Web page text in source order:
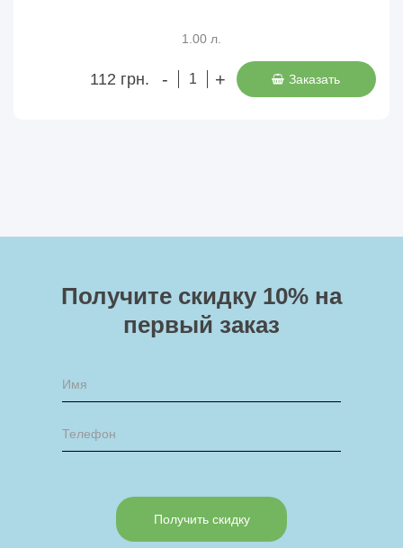
1.00 л.
112 грн. - + Заказать
Получите скидку 10% на
первый заказ
Получить скидку